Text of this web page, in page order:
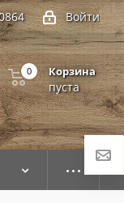
Войти
Корзина
пуста
0